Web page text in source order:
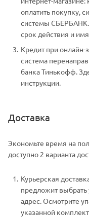
оплатить покупку,
системы СБЕРБАНК.
срок действия и
Кредит при
система
банка Тинькофф.
инструкции.
Доставка
Экономьте время на
доступно 2 варианта
Курьерская
предложит выбрать
адрес. Осмотрите
указанной